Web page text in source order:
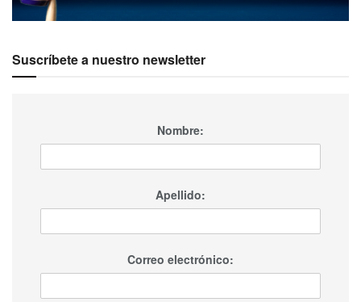
Suscríbete a nuestro newsletter
Nombre:
Apellido:
Correo electrónico: